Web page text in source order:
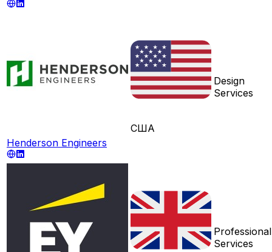
Henderson Engineers
США
Design
Services
Professional
Services